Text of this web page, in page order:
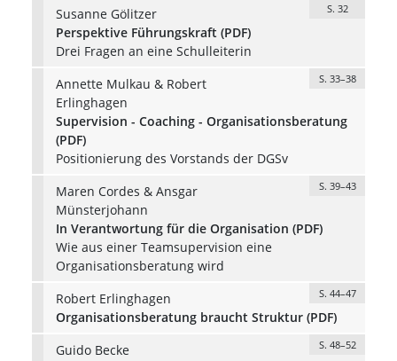
Susanne Gölitzer
S. 32
Perspektive Führungskraft (PDF)
Drei Fragen an eine Schulleiterin
Annette Mulkau & Robert
Erlinghagen
S. 33–38
Supervision - Coaching - Organisationsberatung
(PDF)
Positionierung des Vorstands der DGSv
Maren Cordes & Ansgar
Münsterjohann
S. 39–43
In Verantwortung für die Organisation (PDF)
Wie aus einer Teamsupervision eine
Organisationsberatung wird
Robert Erlinghagen
S. 44–47
Organisationsberatung braucht Struktur (PDF)
Guido Becke
S. 48–52